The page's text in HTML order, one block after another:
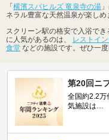
「 横濱スパヒルズ 竜泉寺の湯
ネラル豊富な天然温泉が楽しめ
スクリーン駅の格安で入浴で
に人気があるのは、 レストイ
食堂 などの施設です。ぜひ一
第20回ニ
全国約2.2万
気施設は…